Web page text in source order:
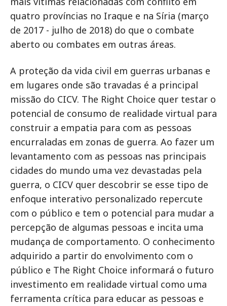
quatro províncias no Iraque e na Síria (março
de 2017 - julho de 2018) do que o combate
aberto ou combates em outras áreas.
A proteção da vida civil em guerras urbanas e
em lugares onde são travadas é a principal
missão do CICV. The Right Choice quer testar o
potencial de consumo de realidade virtual para
construir a empatia para com as pessoas
encurraladas em zonas de guerra. Ao fazer um
levantamento com as pessoas nas principais
cidades do mundo uma vez devastadas pela
guerra, o CICV quer descobrir se esse tipo de
enfoque interativo personalizado repercute
com o público e tem o potencial para mudar a
percepção de algumas pessoas e incita uma
mudança de comportamento. O conhecimento
adquirido a partir do envolvimento com o
público e The Right Choice informará o futuro
investimento em realidade virtual como uma
ferramenta crítica para educar as pessoas e